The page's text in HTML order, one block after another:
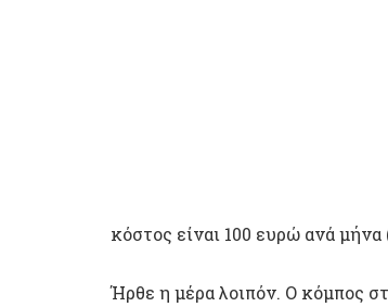
κόστος είναι 100 ευρώ ανά
Ήρθε η μέρα λοιπόν. Ο κόμπος